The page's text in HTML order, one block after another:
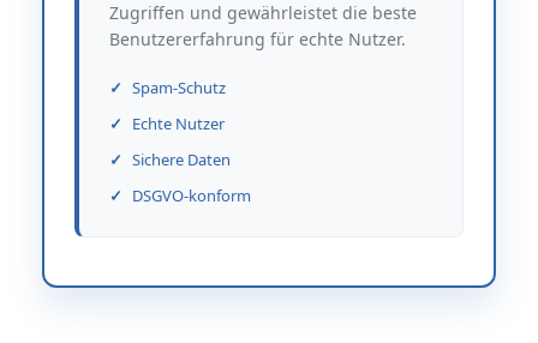
Zugriffen und gewährleistet die beste
Benutzererfahrung für echte Nutzer.
Spam-Schutz
Echte Nutzer
Sichere Daten
DSGVO-konform